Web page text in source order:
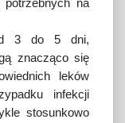
na
3 do 5 dni,
znacząco się
leków
infekcji
stosunkowo